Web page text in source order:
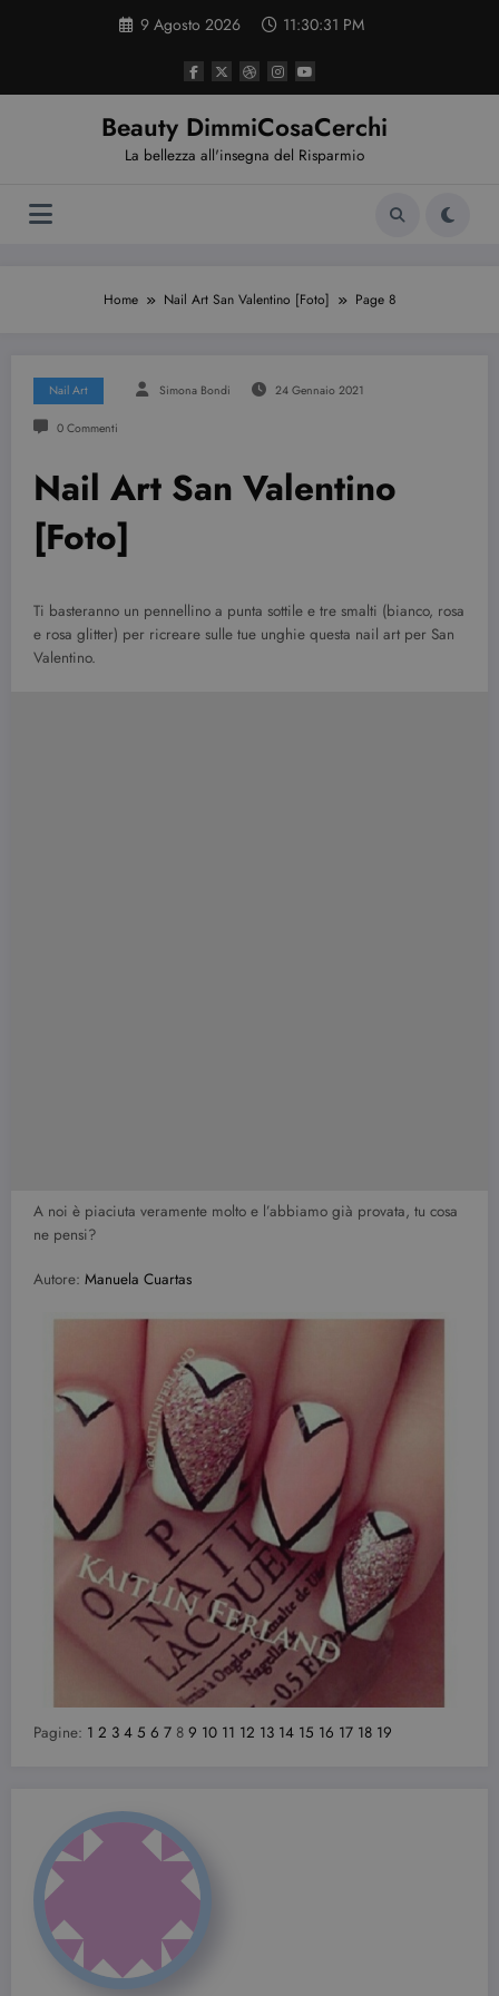
9 Agosto 2026 11:30:32 PM
Beauty DimmiCosaCerchi
La bellezza all'insegna del Risparmio
Home Nail Art San Valentino [Foto] Page 8
Nail Art Simona Bondi 24 Gennaio 2021
0 Commenti
Nail Art San Valentino
[Foto]
Ti basteranno un pennellino a punta sottile e tre smalti (bianco, rosa
e rosa glitter) per ricreare sulle tue unghie questa nail art per San
Valentino.
A noi è piaciuta veramente molto e l’abbiamo già provata, tu cosa
ne pensi?
Autore: Manuela Cuartas
Pagine: 1 2 3 4 5 6 7 8 9 10 11 12 13 14 15 16 17 18 19